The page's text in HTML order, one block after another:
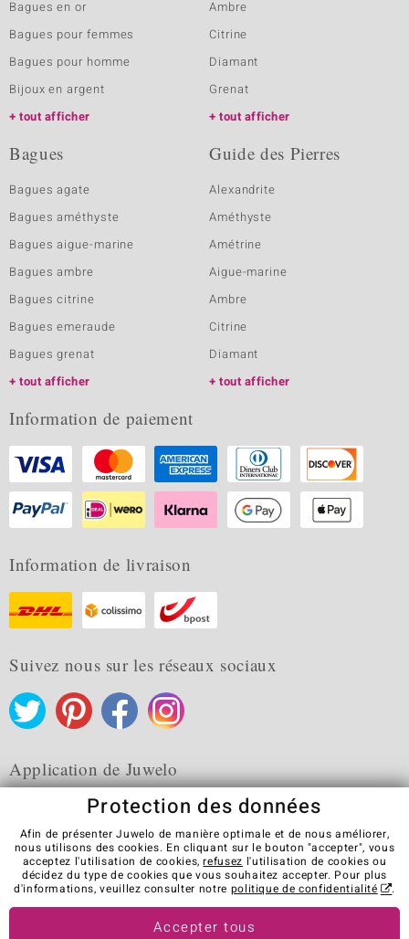
Bagues en or
Bagues pour femmes
Bagues pour homme
Bijoux en argent
tout afficher
Ambre
Citrine
Diamant
Grenat
tout afficher
Bagues
Bagues agate
Bagues améthyste
Bagues aigue-marine
Bagues ambre
Bagues citrine
Bagues emeraude
Bagues grenat
tout afficher
Guide des Pierres
Alexandrite
Améthyste
Amétrine
Aigue-marine
Ambre
Citrine
Diamant
tout afficher
Information de paiement
Information de livraison
Suivez nous sur les réseaux sociaux
Application de Juwelo
CGV Protection des données
Cookies
Mentions légales
Contact
Révocation du contrat
Visit our stores in other countries:
Protection des données
Afin de présenter Juwelo de manière optimale et de nous améliorer,
nous utilisons des cookies. En cliquant sur le bouton "accepter", vous
acceptez l'utilisation de cookies,refusez l'utilisation de cookies ou
décidez du type de cookies que vous souhaitez accepter. Pour plus
d'informations, veuillez consulter notre politique de confidentialité .
Accepter tous